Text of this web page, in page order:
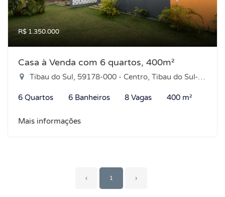
R$ 1.350.000
Casa à Venda com 6 quartos, 400m²
Tibau do Sul, 59178-000 - Centro, Tibau do Sul-RN
6 Quartos 6 Banheiros 8 Vagas 400 m²
Mais informações
‹ 1 ›